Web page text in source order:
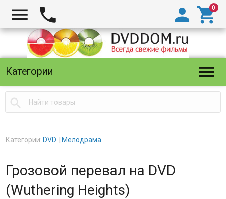
  

Категории 

Категории: DVD Мелодрама
Грозовой перевал на DVD
(Wuthering Heights)